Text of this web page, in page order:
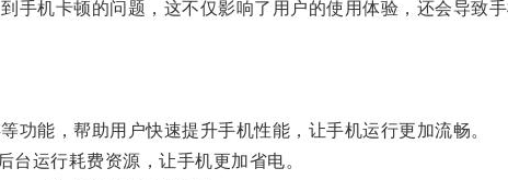
机卡顿的问题，这不仅影响了用户的使用体验，还会导致手
能，帮助用户快速提升手机性能，让手机运行更加流畅。
运行耗费资源，让手机更加省电。